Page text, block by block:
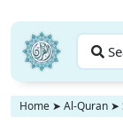
Home ➤ Al-Quran ➤